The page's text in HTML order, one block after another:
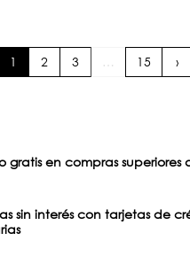
1 2 3 … 15 ›
gratis en compras superiores
sin interés con tarjetas de